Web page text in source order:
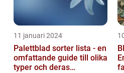
11 januari 2024
Palettblad sorter lista - en
omfattande guide till olika
typer och deras